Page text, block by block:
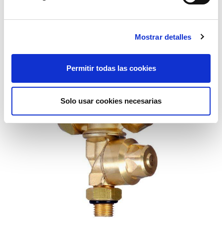
Mostrar detalles
Permitir todas las cookies
Solo usar cookies necesarias
portaboquilla giratorio doble reg 1/4 an